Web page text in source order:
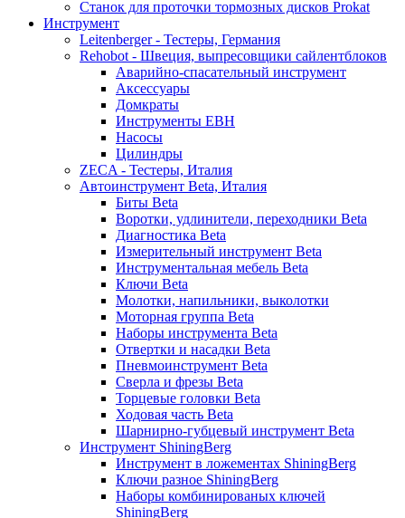
Станок для проточки тормозных дисков Prokat
Инструмент
Leitenberger - Тестеры, Германия
Rehobot - Швеция, выпресовщики сайлентблоков
Аварийно-спасательный инструмент
Аксессуары
Домкраты
Инструменты EBH
Насосы
Цилиндры
ZECA - Тестеры, Италия
Автоинструмент Beta, Италия
Биты Beta
Воротки, удлинители, переходники Beta
Диагностика Beta
Измерительный инструмент Beta
Инструментальная мебель Beta
Ключи Beta
Молотки, напильники, выколотки
Моторная группа Beta
Наборы инструмента Beta
Отвертки и насадки Beta
Пневмоинструмент Beta
Сверла и фрезы Beta
Торцевые головки Beta
Ходовая часть Beta
Шарнирно-губцевый инструмент Beta
Инструмент ShiningBerg
Инструмент в ложементах ShiningBerg
Ключи разное ShiningBerg
Наборы комбинированых ключей
ShiningBerg